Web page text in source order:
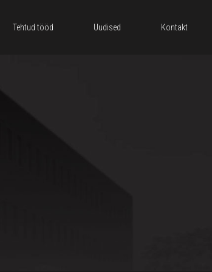
Tehtud tööd Uudised Kontakt